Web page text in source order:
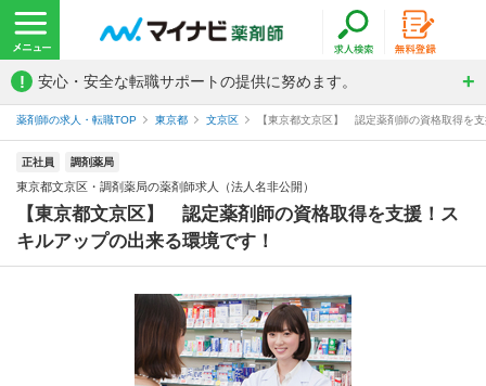
! 安心・安全な転職サポートの提供に努めます。
薬剤師の求人・転職TOP 東京都 文京区 【東京都文京区】 認定薬剤師の資格取得を
正社員 調剤薬局
東京都文京区・調剤薬局の薬剤師求人（法人名非公開）
【東京都文京区】 認定薬剤師の資格取得を支援！ス
キルアップの出来る環境です！